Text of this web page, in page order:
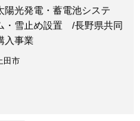
陽光発電・蓄電池システ
・雪止め設置 /長野県共同
入事業
上田市